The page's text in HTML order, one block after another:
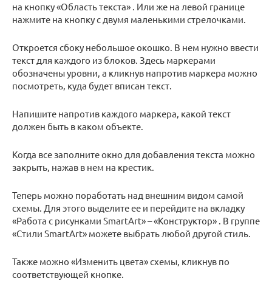
на кнопку «Область текста» . Или же на левой границе
нажмите на кнопку с двумя маленькими стрелочками.
Откроется сбоку небольшое окошко. В нем нужно ввести
текст для каждого из блоков. Здесь маркерами
обозначены уровни, а кликнув напротив маркера можно
посмотреть, куда будет вписан текст.
Напишите напротив каждого маркера, какой текст
должен быть в каком объекте.
Когда все заполните окно для добавления текста можно
закрыть, нажав в нем на крестик.
Теперь можно поработать над внешним видом самой
схемы. Для этого выделите ее и перейдите на вкладку
«Работа с рисунками SmartArt» – «Конструктор» . В группе
«Стили SmartArt» можете выбрать любой другой стиль.
Также можно «Изменить цвета» схемы, кликнув по
соответствующей кнопке.